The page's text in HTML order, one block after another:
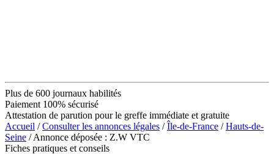
Plus de 600 journaux habilités
Paiement 100% sécurisé
Attestation de parution pour le greffe immédiate et gratuite
Accueil /Consulter les annonces légales /Île-de-France /Hauts-de-
Seine / Annonce déposée : Z.W VTC
Fiches pratiques et conseils